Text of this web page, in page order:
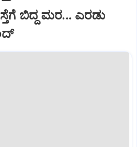
ಬಿದ್ದ ಮರ... ಎರಡು